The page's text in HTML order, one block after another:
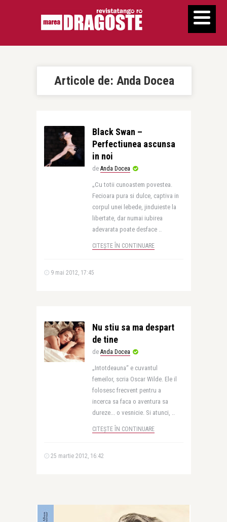
Articole de: Anda Docea
Black Swan –
Perfectiunea ascunsa
in noi
de Anda Docea
„Cu totii cunoastem povestea.
Fecioara pura si dulce, captiva in
corpul unei lebede, jinduieste la
libertate, dar numai iubirea
adevarata poate desface ..
CITEȘTE ÎN CONTINUARE
9 mai 2012, 17:45
Nu stiu sa ma despart
de tine
de Anda Docea
„Intotdeauna“ e cuvantul
femeilor, scria Oscar Wilde. Ele il
folosesc frecvent pentru a
incerca sa faca o aventura sa
dureze... o vesnicie. Si atunci, ..
CITEȘTE ÎN CONTINUARE
25 martie 2012, 16:42